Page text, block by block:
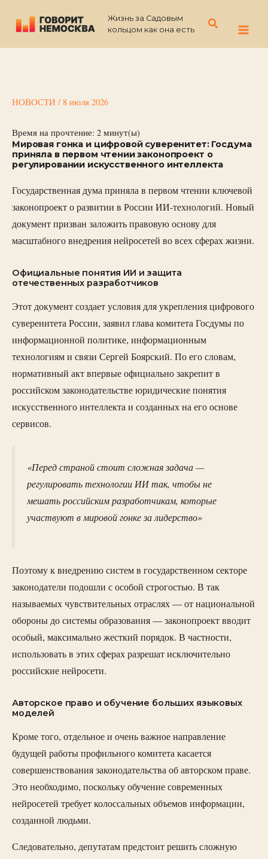
содержимому
Жизнь за Садовым
кольцом как она есть
Поиск
НОВОСТИ / 8 июля 2026
Время на прочтение: 2 минут(ы)
Мировая гонка и цифровой суверенитет: Госдума
приняла в первом чтении законопроект о
регулировании искусственного интеллекта
Государственная дума приняла в первом чтении ключевой
законопроект о развитии в России ИИ-технологий. Новый
документ призван заложить правовую основу для
масштабного внедрения нейросетей во всех сферах жизни.
Официальные понятия ИИ и защита
отечественных разработчиков
Этот документ создает условия для укрепления цифрового
суверенитета России, заявил глава комитета Госдумы по
информационной политике, информационным
технологиям и связи Сергей Боярский. По его словам,
нормативный акт впервые официально закрепит в
российском законодательстве юридические понятия
искусственного интеллекта и созданных на его основе
сервисов.
«Перед страной стоит сложная задача —
регулировать технологии ИИ так, чтобы не
мешать российским разработчикам, которые
участвуют в мировой гонке за лидерство»
Поэтому к внедрению систем в государственном секторе
законодатели подошли с особой строгостью. В так
называемых чувствительных отраслях — от национальной
обороны до системы образования — законопроект вводит
особый, максимально жесткий порядок. В частности,
использовать в этих сферах разрешат исключительно
российские нейросети.
Авторское право и обучение больших языковых
моделей
Кроме того, отдельное и очень важное направление
будущей работы профильного комитета касается
совершенствования законодательства об авторском праве.
Это необходимо, поскольку обучение современных
нейросетей требует колоссальных объемов информации,
созданной людьми.
Следовательно, депутатам предстоит решить сложную